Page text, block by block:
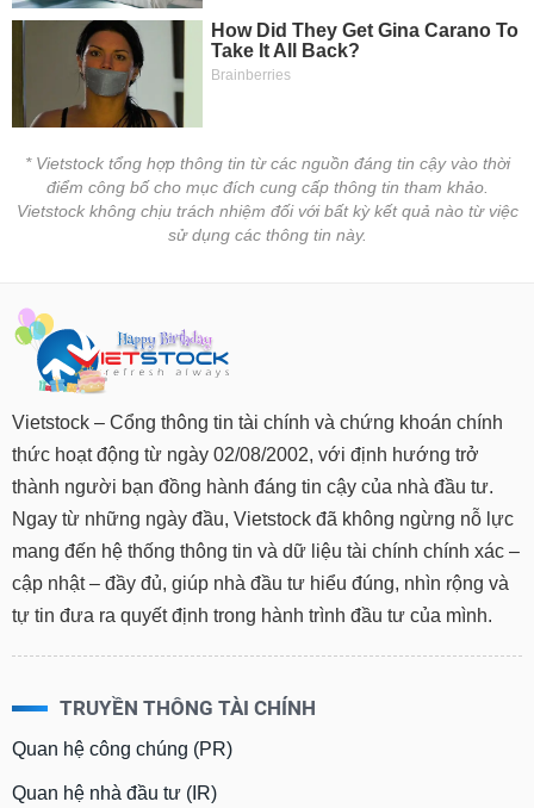
* Vietstock tổng hợp thông tin từ các nguồn đáng tin cậy vào thời
điểm công bố cho mục đích cung cấp thông tin tham khảo.
Vietstock không chịu trách nhiệm đối với bất kỳ kết quả nào từ việc
sử dụng các thông tin này.
Vietstock – Cổng thông tin tài chính và chứng khoán chính
thức hoạt động từ ngày 02/08/2002, với định hướng trở
thành người bạn đồng hành đáng tin cậy của nhà đầu tư.
Ngay từ những ngày đầu, Vietstock đã không ngừng nỗ lực
mang đến hệ thống thông tin và dữ liệu tài chính chính xác –
cập nhật – đầy đủ, giúp nhà đầu tư hiểu đúng, nhìn rộng và
tự tin đưa ra quyết định trong hành trình đầu tư của mình.
TRUYỀN THÔNG TÀI CHÍNH
Quan hệ công chúng (PR)
Quan hệ nhà đầu tư (IR)